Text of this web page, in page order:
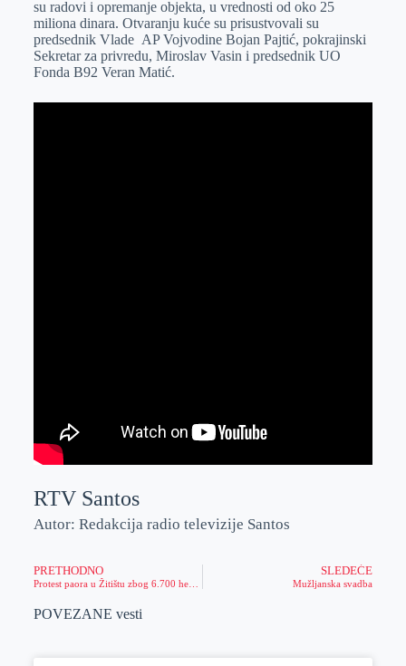
r
n
A
p
p
i
l
su radovi i opremanje objekta, u vrednosti od oko 25
miliona dinara. Otvaranju kuće su prisustvovali su
predsednik Vlade AP Vojvodine Bojan Pajtić, pokrajinski
Sekretar za privredu, Miroslav Vasin i predsednik UO
Fonda B92 Veran Matić.
RTV Santos
Autor: Redakcija radio televizije Santos
PRETHODNO
Protest paora u Žitištu zbog 6.700 hektara(video)
SLEDEĆE
Mužljanska svadba
POVEZANE vesti